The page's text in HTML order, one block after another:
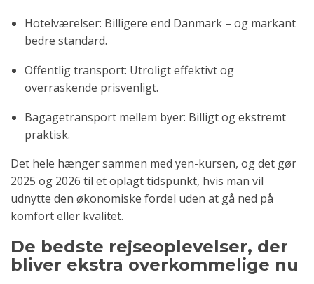
Hotelværelser: Billigere end Danmark – og markant
bedre standard.
Offentlig transport: Utroligt effektivt og
overraskende prisvenligt.
Bagagetransport mellem byer: Billigt og ekstremt
praktisk.
Det hele hænger sammen med yen-kursen, og det gør
2025 og 2026 til et oplagt tidspunkt, hvis man vil
udnytte den økonomiske fordel uden at gå ned på
komfort eller kvalitet.
De bedste rejseoplevelser, der
bliver ekstra overkommelige nu